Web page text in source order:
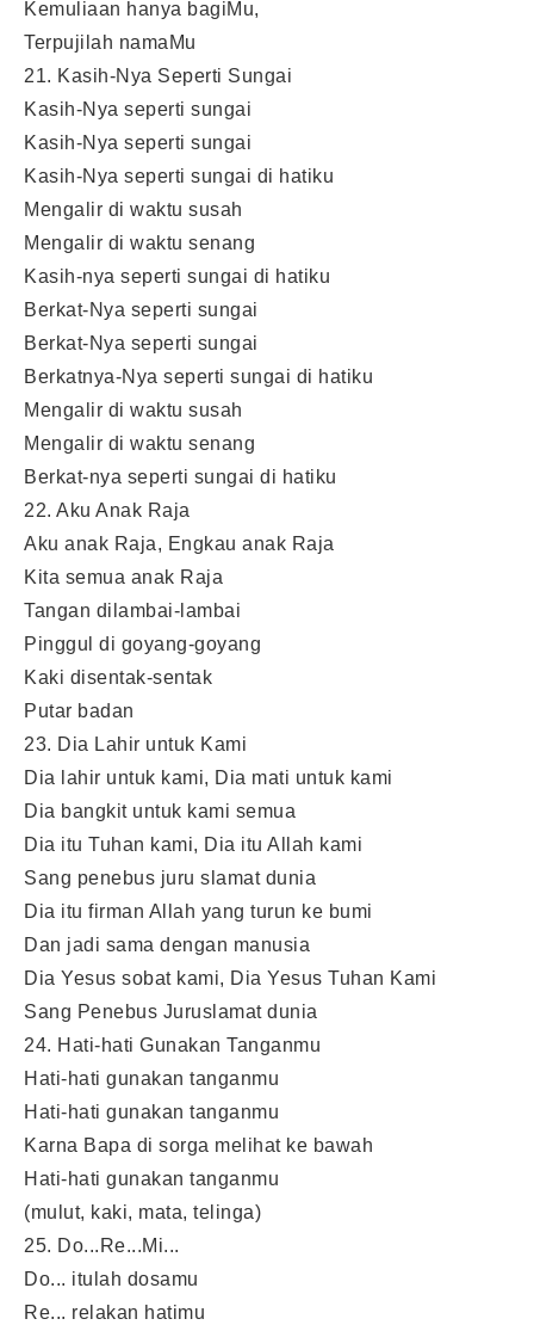
Kemuliaan hanya bagiMu,
Terpujilah namaMu
21. Kasih-Nya Seperti Sungai
Kasih-Nya seperti sungai
Kasih-Nya seperti sungai
Kasih-Nya seperti sungai di hatiku
Mengalir di waktu susah
Mengalir di waktu senang
Kasih-nya seperti sungai di hatiku
Berkat-Nya seperti sungai
Berkat-Nya seperti sungai
Berkatnya-Nya seperti sungai di hatiku
Mengalir di waktu susah
Mengalir di waktu senang
Berkat-nya seperti sungai di hatiku
22. Aku Anak Raja
Aku anak Raja, Engkau anak Raja
Kita semua anak Raja
Tangan dilambai-lambai
Pinggul di goyang-goyang
Kaki disentak-sentak
Putar badan
23. Dia Lahir untuk Kami
Dia lahir untuk kami, Dia mati untuk kami
Dia bangkit untuk kami semua
Dia itu Tuhan kami, Dia itu Allah kami
Sang penebus juru slamat dunia
Dia itu firman Allah yang turun ke bumi
Dan jadi sama dengan manusia
Dia Yesus sobat kami, Dia Yesus Tuhan Kami
Sang Penebus Juruslamat dunia
24. Hati-hati Gunakan Tanganmu
Hati-hati gunakan tanganmu
Hati-hati gunakan tanganmu
Karna Bapa di sorga melihat ke bawah
Hati-hati gunakan tanganmu
(mulut, kaki, mata, telinga)
25. Do...Re...Mi...
Do... itulah dosamu
Re... relakan hatimu